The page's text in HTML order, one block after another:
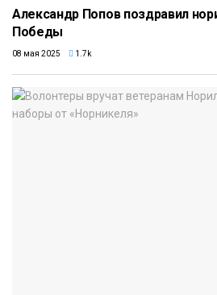
Александр Попов поздравил
Победы
08 мая 2025 1.7k